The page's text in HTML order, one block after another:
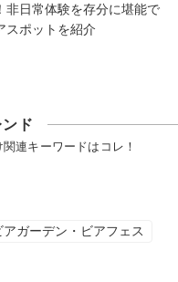
非日常体験を存分に堪能で
スポットを紹介
ド
連キーワードはコレ！
アガーデン・ビアフェス